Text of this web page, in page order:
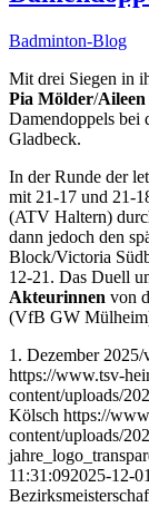
Badminton-Blog
Mit drei Siegen in
Pia Mölder/
Damendoppels bei
Gladbeck.
In der Runde der
mit 21-17 und 21-
(ATV Haltern)
dann jedoch den
Block/Victoria
12-21. Das Duell
Akteurinnen von
(VfB GW
1. Dezember 2025/
https://www.tsv-
content/uploads/
Kölsch https://
content/uploads/
11:31:092025-12-